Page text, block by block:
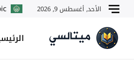
الأحد, أغسطس 9, 2026